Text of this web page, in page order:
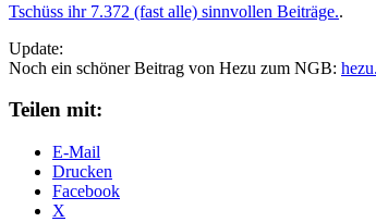
Tschüss ihr 7.372 (fast alle) sinnvollen Beiträge..
Update:
Noch ein schöner Beitrag von Hezu zum NGB:
Teilen mit:
E-Mail
Drucken
Facebook
X